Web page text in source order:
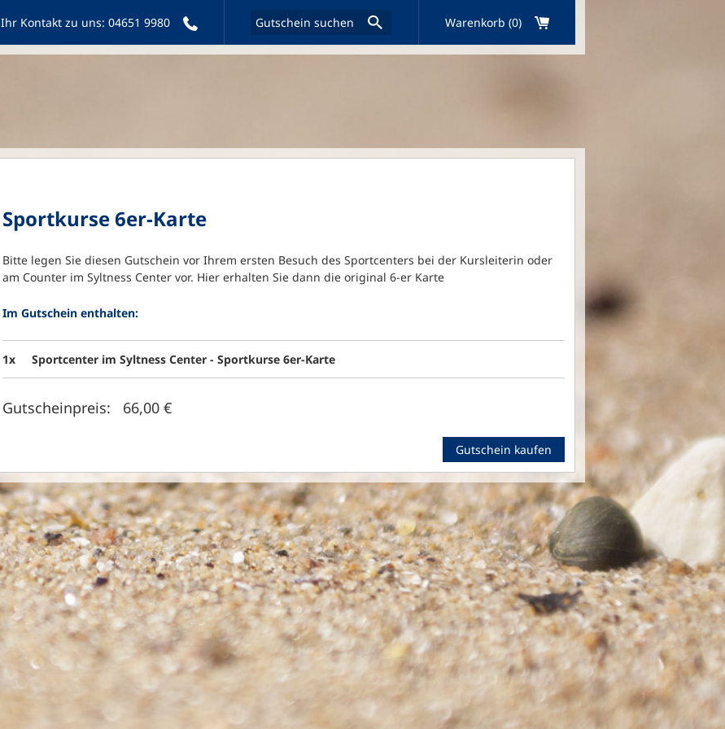
Ihr Kontakt zu uns: 04651 9980 Warenkorb (0)
Sportkurse 6er-Karte
Bitte legen Sie diesen Gutschein vor Ihrem ersten Besuch des Sportcenters bei der Kursleiterin oder
am Counter im Syltness Center vor. Hier erhalten Sie dann die original 6-er Karte
Im Gutschein enthalten:
1x Sportcenter im Syltness Center - Sportkurse 6er-Karte
Gutscheinpreis: 66,00 €
Gutschein kaufen